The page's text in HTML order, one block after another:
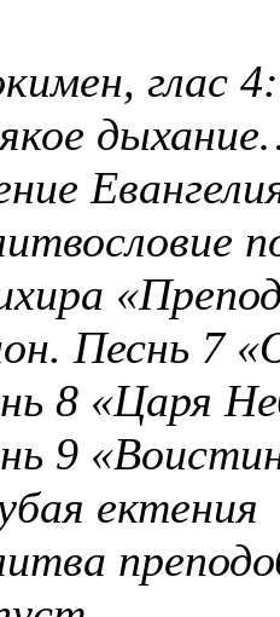
глас
Песнь 7
8 «Царя
9
ектения